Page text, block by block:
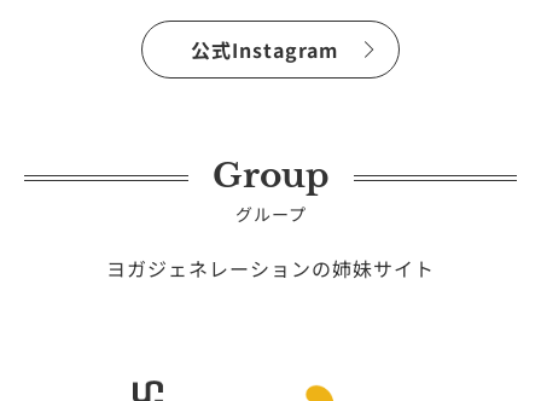
公式Instagram
Group
グループ
ヨガジェネレーションの姉妹サイト